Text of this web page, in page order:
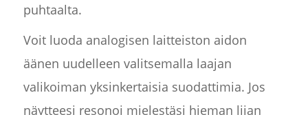
puhtaalta.
Voit luoda analogisen laitteiston aidon
äänen uudelleen valitsemalla laajan
valikoiman yksinkertaisia suodattimia. Jos
näytteesi resonoi mielestäsi hieman liian